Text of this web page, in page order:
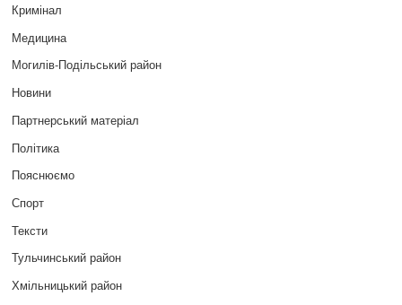
Кримінал
Медицина
Могилів-Подільський район
Новини
Партнерський матеріал
Політика
Пояснюємо
Спорт
Тексти
Тульчинський район
Хмільницький район